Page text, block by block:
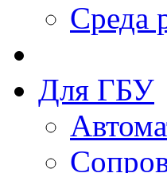
Среда
Для ГБУ